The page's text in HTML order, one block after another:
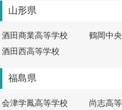
山形県
酒田商業高等学校 鶴岡中
酒田西高等学校
福島県
会津学鳳高等学校 尚志高